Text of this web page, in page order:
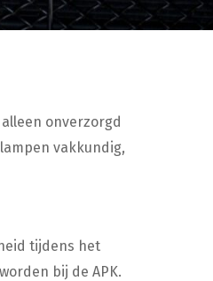
onverzorgd
vakkundig,
tijdens het
bij de APK.